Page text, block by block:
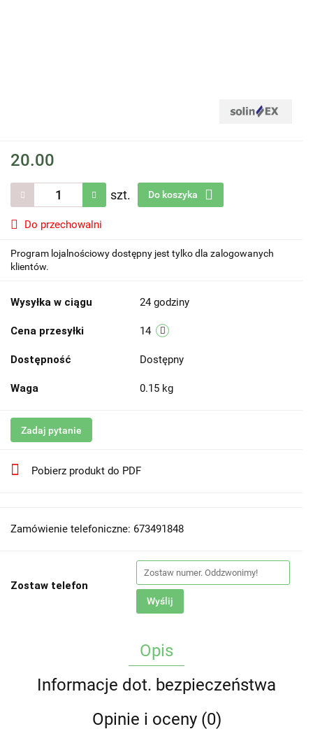
20.00
szt. Do koszyka
Do przechowalni
Program lojalnościowy dostępny jest tylko dla zalogowanych
klientów.
Wysyłka w ciągu 24 godziny
Cena przesyłki 14
Dostępność Dostępny
Waga 0.15 kg
Zadaj pytanie
Pobierz produkt do PDF
Zamówienie telefoniczne: 673491848
Zostaw telefon
Wyślij
Opis
Informacje dot. bezpieczeństwa
Opinie i oceny (0)